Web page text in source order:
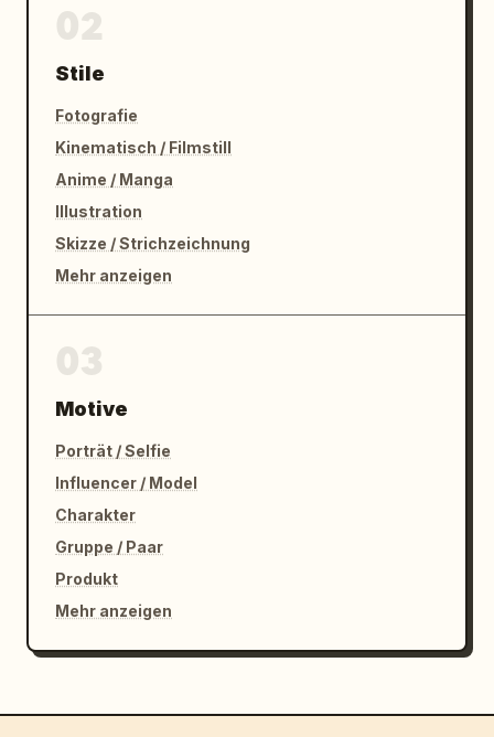
Stile
Fotografie
Kinematisch / Filmstill
Anime / Manga
Illustration
Skizze / Strichzeichnung
Mehr anzeigen
Motive
Porträt / Selfie
Influencer / Model
Charakter
Gruppe / Paar
Produkt
Mehr anzeigen